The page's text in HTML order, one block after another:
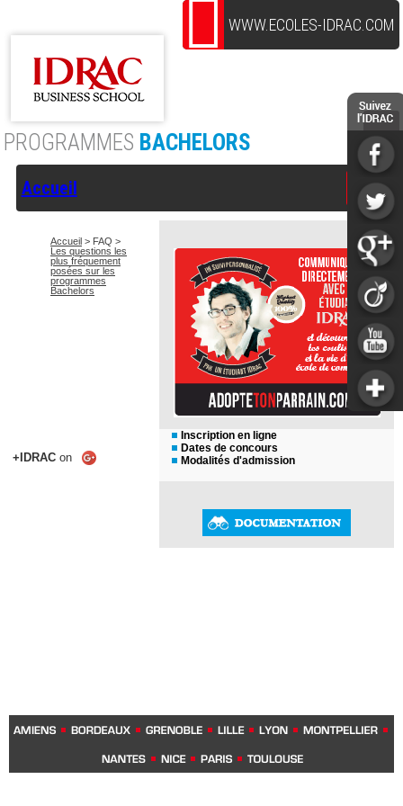
WWW.ECOLES-IDRAC.COM
PROGRAMMES BACHELORS
Accueil
Accueil > FAQ >
Les questions les
plus fréquement
posées sur les
programmes
Bachelors
+IDRAC on
Inscription en ligne
Dates de concours
Modalités d'admission